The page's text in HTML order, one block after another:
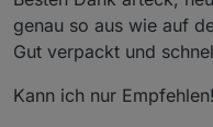
aufgedruckt..
zusätzlich
leiter oder ohne,
verwenden
oder ein
wahlweise als
37 €
genau so aus wie auf
Gut verpackt und
Kann ich nur